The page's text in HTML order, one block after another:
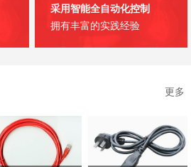
采用智能全自动化控制
拥有丰富的实践经验
更多